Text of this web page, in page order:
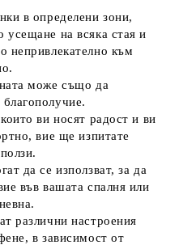
в определени зони,
на всяка стая и
непривлекателно към
може също да
ви носят радост и ви
вие ще изпитате
да се използват, за да
във вашата спалня или
различни настроения
в зависимост от